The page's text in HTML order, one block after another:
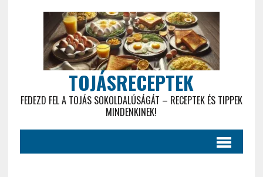
TOJÁSRECEPTEK
FEDEZD FEL A TOJÁS SOKOLDALÚSÁGÁT – RECEPTEK ÉS TIPPEK
MINDENKINEK!